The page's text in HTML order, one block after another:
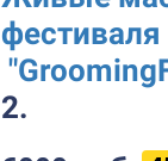
фестиваля
2.